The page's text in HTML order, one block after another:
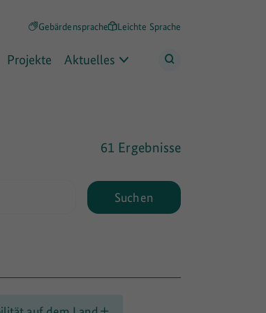
Gebärdensprache Leichte Sprache
Projekte Aktuelles
61 Ergebnisse
Suchen